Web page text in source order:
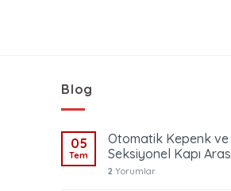
Blog
05
Tem
Otomatik Kepenk
Seksiyonel Kapı
2 Yorumlar